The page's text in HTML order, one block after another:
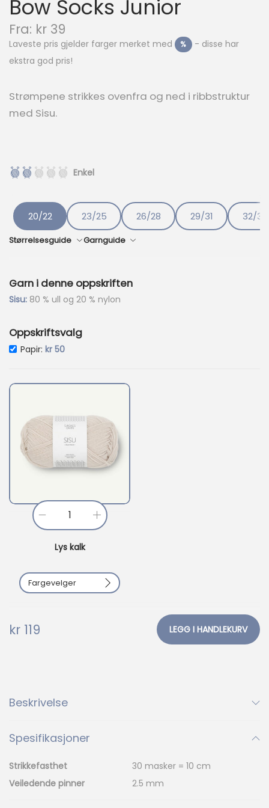
Bow Socks Junior
Fra: kr 39
å
v
æ
e
n
i
s
r
:
k
r
9
.
Laveste pris gjelder farger merket med % - disse har
ekstra god pris!
Strømpene strikkes ovenfra og ned i ribbstruktur
med Sisu.
Enkel
20/22 23/25 26/28 29/31 32/34
Størrelsesguide Garnguide
Garn i denne oppskriften
Sisu: 80 % ull og 20 % nylon
Oppskriftsvalg
Papir: kr50
Fargevelger
1001
1002
1032
1042
1053
1088
Lys kalk
u
a
kr 119 LEGG I HANDLEKURV
Beskrivelse
Spesifikasjoner
Strikkefasthet
30 masker = 10 cm
Veiledende pinner
2.5 mm